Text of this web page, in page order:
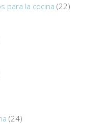
para la cocina (22)
(24)